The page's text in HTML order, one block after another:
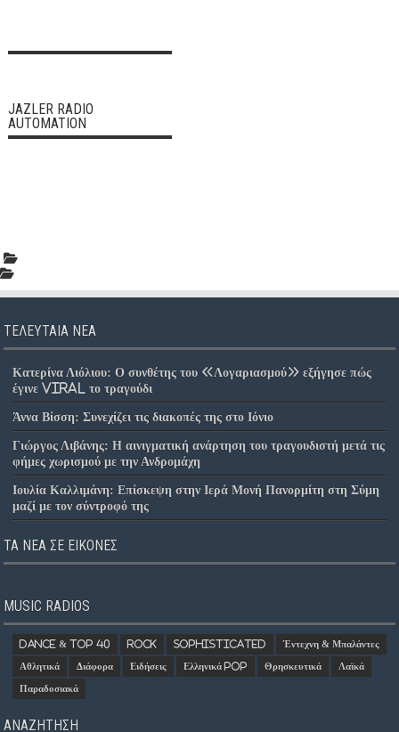
JAZLER RADIO
AUTOMATION
ΤΕΛΕΥΤΑΊΑ ΝΈΑ
Κατερίνα Λιόλιου: Ο συνθέτης του «Λογαριασμού» εξήγησε πώς
έγινε viral το τραγούδι
Άννα Βίσση: Συνεχίζει τις διακοπές της στο Ιόνιο
Γιώργος Λιβάνης: Η αινιγματική ανάρτηση του τραγουδιστή μετά τις
φήμες χωρισμού με την Ανδρομάχη
Ιουλία Καλλιμάνη: Επίσκεψη στην Ιερά Μονή Πανορμίτη στη Σύμη
μαζί με τον σύντροφό της
ΤΑ ΝΈΑ ΣΕ ΕΙΚΌΝΕΣ
MUSIC RADIOS
Dance & Top 40 Rock Sophisticated Έντεχνη & Μπαλάντες
Αθλητικά Διάφορα Ειδήσεις Ελληνικά Pop Θρησκευτικά Λαϊκά
Παραδοσιακά
ΑΝΑΖΗΤΗΣΗ